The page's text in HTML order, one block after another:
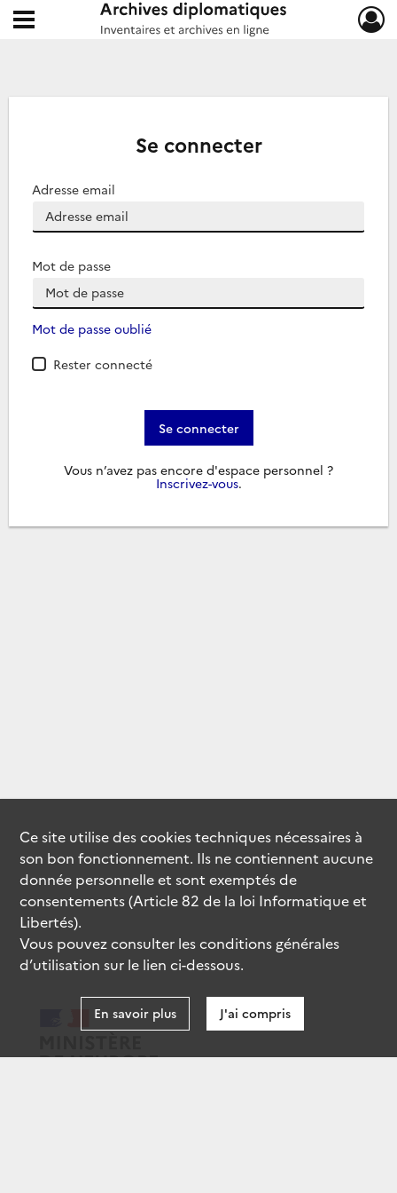
Archives diplomatiques
Ouvrir le menu déroulant
Se connecter
Adresse email
Mot de passe
Mot de passe oublié
Rester connecté
Se connecter
Vous n’avez pas encore d'espace personnel ?
Inscrivez-vous.
Ce site utilise descookiestechniques nécessaires à
son bon fonctionnement. Ils ne contiennent aucune
donnée personnelle et sont exemptés de
consentements (Article 82 de la loi Informatique et
Libertés).
Vous pouvez consulter les conditions générales
d’utilisation sur le lien ci-dessous.
En savoir plus J'ai compris